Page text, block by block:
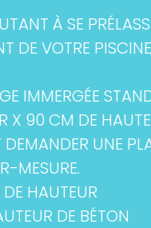
À SE
DE VOTRE PISCINE
IMMERGÉE
X 90 CM DE
UNE
MESURE.
HAUTEUR
DE BÉTON